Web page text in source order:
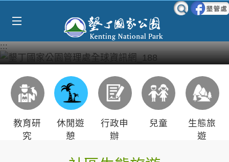
:::
教育研
究
休閒遊
憩
行政申
辦
兒童
生態旅
遊